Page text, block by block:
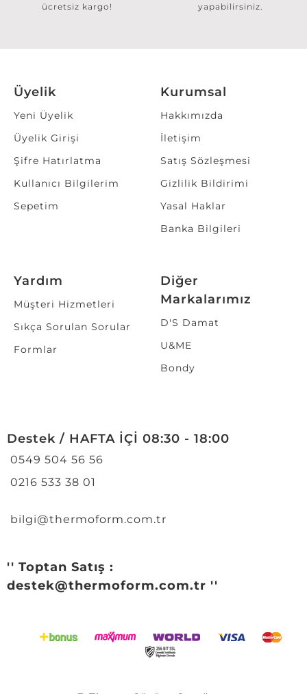
ücretsiz kargo!
yapabilirsiniz.
Üyelik
Yeni Üyelik
Üyelik Girişi
Şifre Hatırlatma
Kullanıcı Bilgilerim
Sepetim
Kurumsal
Hakkımızda
İletişim
Satış Sözleşmesi
Gizlilik Bildirimi
Yasal Haklar
Banka Bilgileri
Yardım
Müşteri Hizmetleri
Sıkça Sorulan Sorular
Formlar
Diğer
Markalarımız
D'S Damat
U&ME
Bondy
Destek / HAFTA İÇİ 08:30 - 18:00
0549 504 56 56
0216 533 38 01
bilgi@thermoform.com.tr
'' Toptan Satış :
destek@thermoform.com.tr ''